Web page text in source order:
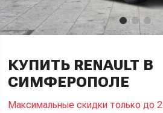
КУПИТЬ RENAULT В
СИМФЕРОПОЛЕ
Максимальные скидки только до